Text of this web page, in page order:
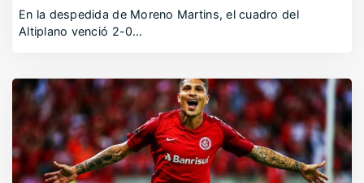
En la despedida de Moreno Martins, el cuadro del
Altiplano venció 2-0…